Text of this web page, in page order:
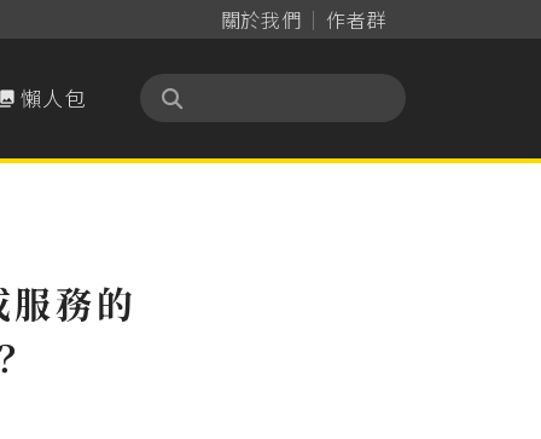
關於我們 作者群
懶人包
務的